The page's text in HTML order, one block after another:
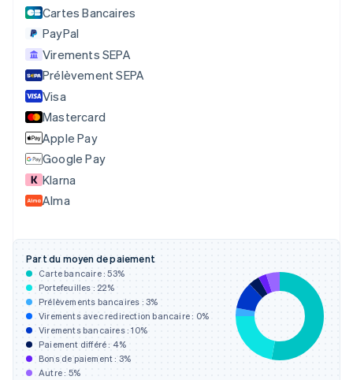
Cartes Bancaires
PayPal
Virements SEPA
Prélèvement SEPA
Visa
Mastercard
Apple Pay
Google Pay
Klarna
Alma
Part du moyen de paiement
Carte bancaire :53%
Portefeuilles : 22%
Prélèvements bancaires : 3%
Virements avec redirection bancaire : 0%
Virements bancaires :10%
Paiement différé : 4%
Bons de paiement : 3%
Autre : 5%
Canada
English
Chine continentale
简体中文 English
Chypre
English
English Italiano
Danemark
English
Émirats arabes unis
English
Espagne
Estonie
English
États-Unis
EnglishEspañol
Finlande
EnglishSvenska
France
FrançaisEnglish
Gibraltar